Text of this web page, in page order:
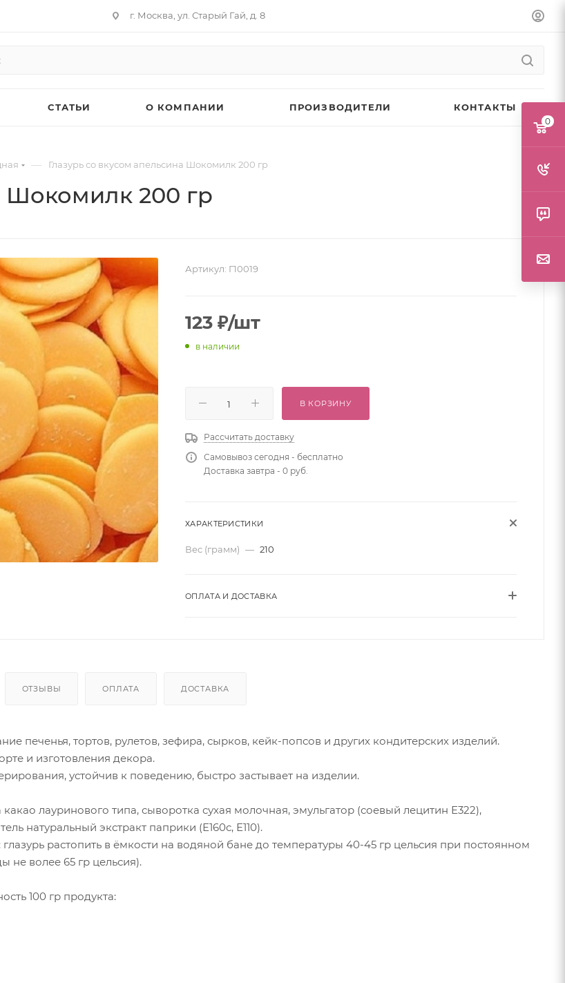
г. Москва, ул. Старый Гай, д. 8
СТАТЬИ О КОМПАНИИ ПРОИЗВОДИТЕЛИ КОНТАКТЫ
— Глазурь со вкусом апельсина Шокомилк 200 гр
Шокомилк 200 гр
Артикул: Г10019
123 ₽/шт
в наличии
В КОРЗИНУ
Рассчитать доставку
Самовывоз сегодня - бесплатно
Доставка завтра - 0 руб.
ХАРАКТЕРИСТИКИ
Вес (грамм) — 210
ОПЛАТА И ДОСТАВКА
ОТЗЫВЫ ОПЛАТА ДОСТАВКА
печенья, тортов, рулетов, зефира, сырков, кейк-попсов и других кондитерских изделий.
и изготовления декора.
устойчив к поведению, быстро застывает на изделии.
какао лауринового типа, сыворотка сухая молочная, эмульгатор (соевый лецитин Е322),
натуральный экстракт паприки (Е160с, Е110).
растопить в ёмкости на водяной бане до температуры 40-45 гр цельсия при постоянном
не волее 65 гр цельсия).
100 гр продукта:
0